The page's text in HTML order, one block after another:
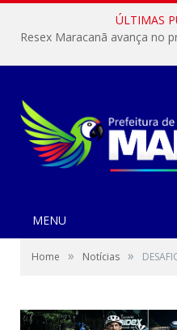
ÚLTIMAS
MENU
Home » Notícias »